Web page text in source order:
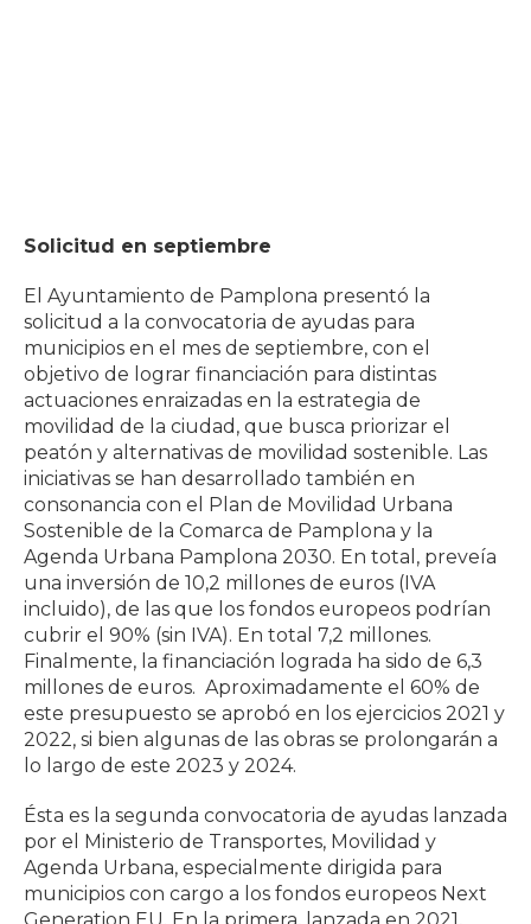
Solicitud en septiembre
El Ayuntamiento de Pamplona presentó la
solicitud a la convocatoria de ayudas para
municipios en el mes de septiembre, con el
objetivo de lograr financiación para distintas
actuaciones enraizadas en la estrategia de
movilidad de la ciudad, que busca priorizar el
peatón y alternativas de movilidad sostenible. Las
iniciativas se han desarrollado también en
consonancia con el Plan de Movilidad Urbana
Sostenible de la Comarca de Pamplona y la
Agenda Urbana Pamplona 2030. En total, preveía
una inversión de 10,2 millones de euros (IVA
incluido), de las que los fondos europeos podrían
cubrir el 90% (sin IVA). En total 7,2 millones.
Finalmente, la financiación lograda ha sido de 6,3
millones de euros. Aproximadamente el 60% de
este presupuesto se aprobó en los ejercicios 2021 y
2022, si bien algunas de las obras se prolongarán a
lo largo de este 2023 y 2024.
Ésta es la segunda convocatoria de ayudas lanzada
por el Ministerio de Transportes, Movilidad y
Agenda Urbana, especialmente dirigida para
municipios con cargo a los fondos europeos Next